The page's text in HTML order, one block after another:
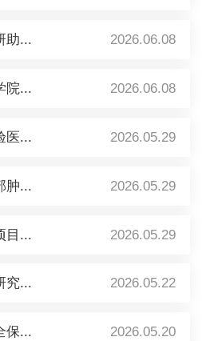
助... 2026.06.08
院... 2026.06.08
医... 2026.05.29
肿... 2026.05.29
目... 2026.05.29
究... 2026.05.22
保... 2026.05.20